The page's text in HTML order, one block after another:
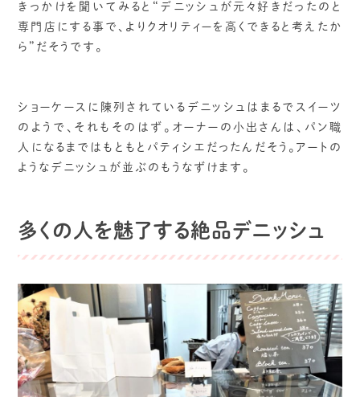
きっかけを聞いてみると“デニッシュが元々好きだったのと
専門店にする事で、よりクオリティーを高くできると考えたか
ら”だそうです。
ショーケースに陳列されているデニッシュはまるでスイーツ
のようで、それもそのはず。オーナーの小出さんは、パン職
人になるまではもともとパティシエだったんだそう。アートの
ようなデニッシュが並ぶのもうなずけます。
多くの人を魅了する絶品デニッシュ